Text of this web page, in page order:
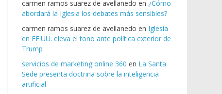
carmen ramos suarez de avellanedo en ¿Cómo
abordará la Iglesia los debates más sensibles?
carmen ramos suarez de avellanedo en Iglesia
en EE.UU. eleva el tono ante política exterior de
Trump
servicios de marketing online 360 en La Santa
Sede presenta doctrina sobre la inteligencia
artificial